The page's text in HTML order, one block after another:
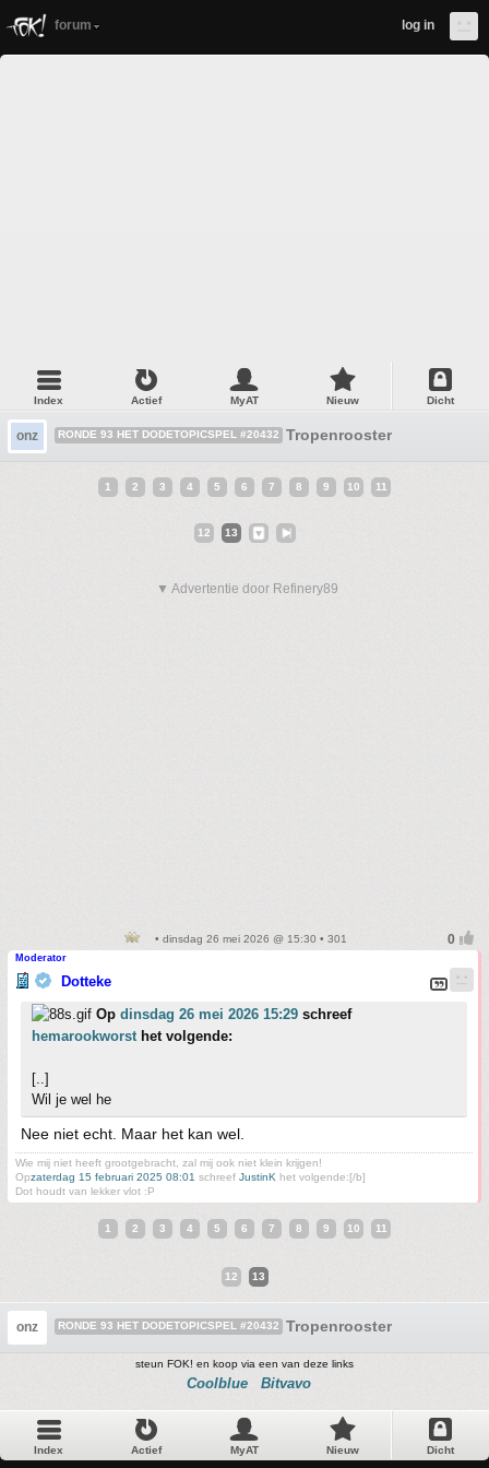
forum log in
Index Actief MyAT Nieuw Dicht
onz RONDE 93 HET DODETOPICSPEL #20432 Tropenrooster
1 2 3 4 5 6 7 8 9 10 11
12 13
▼ Advertentie door Refinery89
• dinsdag 26 mei 2026 @ 15:30 • 301
Moderator
Dotteke
Op dinsdag 26 mei 2026 15:29 schreef
hemarookworsthet volgende:
[..]
Wil je wel he
Nee niet echt. Maar het kan wel.
Wie mij niet heeft grootgebracht, zal mij ook niet klein krijgen!
Opzaterdag 15 februari 2025 08:01 schreef JustinK het volgende:[/b]
Dot houdt van lekker vlot :P
1 2 3 4 5 6 7 8 9 10 11
12 13
onz RONDE 93 HET DODETOPICSPEL #20432 Tropenrooster
steun FOK! en koop via een van deze links
Coolblue Bitvavo
Index Actief MyAT Nieuw Dicht